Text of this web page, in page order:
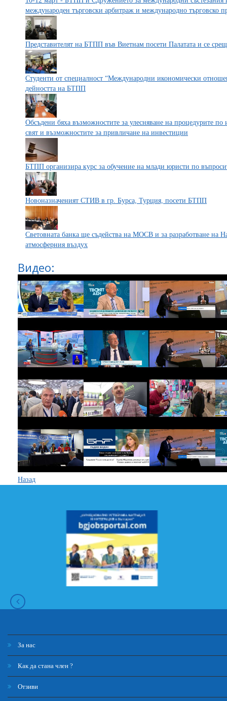
международен търговски арбитраж и международно търговско
Представителят на БТПП във Виетнам посети Палатата и се
Студенти от специалност “Международни икономически
дейността на БТПП
Обсъдени бяха възможностите за улесняване на процедурите
свят и възможностите за привличане на инвестиции
БТПП организира курс за обучение на млади юристи по
Новоназначеният СТИВ в гр. Бурса, Турция, посети БТПП
Световната банка ще съдейства на МОСВ и за разработване на
атмосферния въздух
Видео:
Назад
За нас
Как да стана член ?
Отзиви